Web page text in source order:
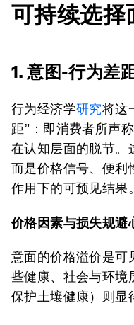
可持续选择
1. 意图-行为差
行为经济学研究将这
距”：即消费者所声
在认知层面的脱节。
而是价格信号、便利
作用下的可预见结果。
价格因素与损失规避
意面的价格溢价是可
些健康、社会与环境
保护土壤健康）则显